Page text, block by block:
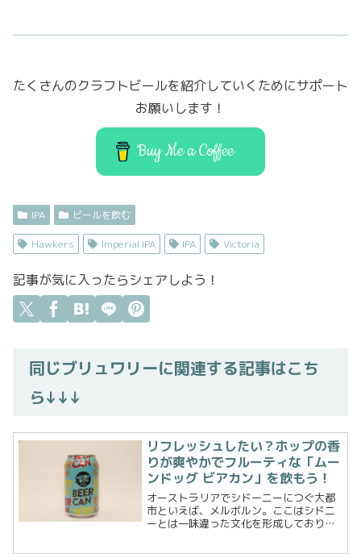
e
b
o
t
er
o
o
n
l
たくさんのクラフトビールを紹介していくためにサポート
お願いします！
Buy Me a Coffee
IPA ビールを飲む
Hawkers Imperial IPA IPA Victoria
記事が気に入ったらシェアしよう！
同じブリュワリーに関連する記事はこち
ら↓↓↓
リフレッシュしたい？ホップの香
りが爽やかでフルーティな「ムー
ンドッグ ビアカン」を飲もう！
オーストラリアでシドーニーにつぐ大都
市といえば、メルボルン。ここはシドニ
ーとは一味違った文化を形成しており、